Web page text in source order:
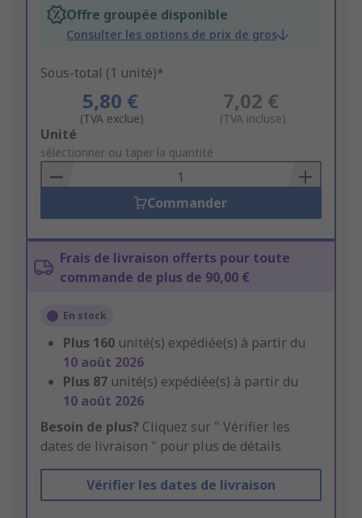
Offre groupée disponible
Consulter les options de prix de gros
Sous-total (1 unité)*
5,80 €
(TVA exclue)
7,02 €
(TVA incluse)
Add
to
Basket
Unité
sélectionner ou taper la quantité
Commander
Frais de livraison offerts pour toute
commande de plus de 90,00 €
En stock
Plus 160 unité(s) expédiée(s) à partir du
10 août 2026
Plus 87 unité(s) expédiée(s) à partir du
10 août 2026
Besoin de plus? Cliquez sur " Vérifier les
dates de livraison " pour plus de détails
Vérifier les dates de livraison